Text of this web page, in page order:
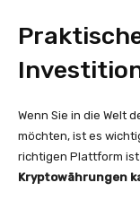
Wenn Sie in die Welt
möchten, ist es
richtigen Plattform
Kryptowährungen